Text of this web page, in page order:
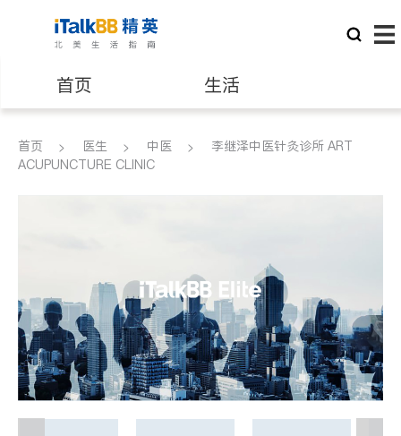
首页 生活
医生 律师
养老 非盈利组织
首页 医生 中医
李继泽中医针灸诊所 ART
ACUPUNCTURE CLINIC